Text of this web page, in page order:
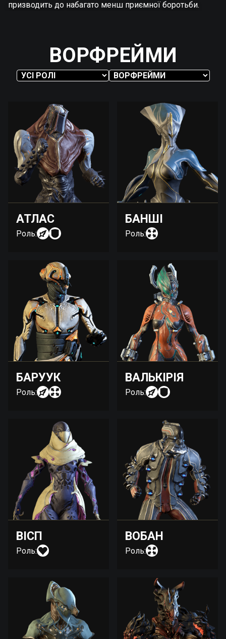
призводить до набагато менш приємної боротьби.
ВОРФРЕЙМИ
АТЛАС
Роль:
БАНШІ
Роль:
БАРУУК
Роль:
ВАЛЬКІРІЯ
Роль:
ВІСП
Роль:
ВОБАН
Роль: